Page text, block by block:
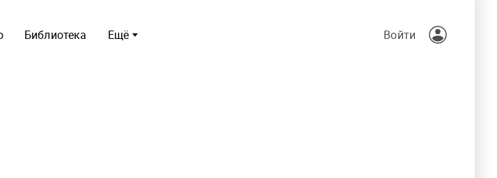
Ещё
Библиотека Войти